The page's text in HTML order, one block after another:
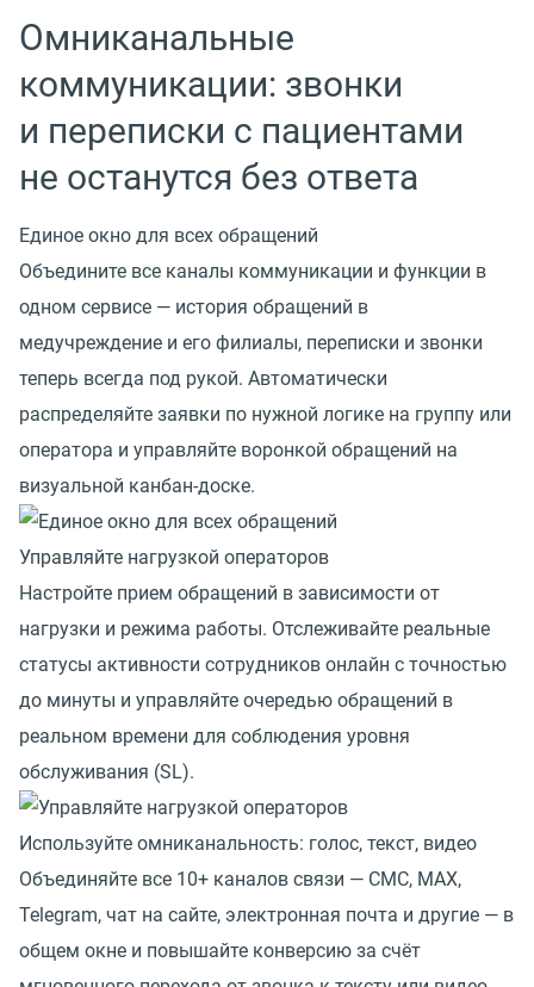
Омниканальные
коммуникации: звонки
и переписки с пациентами
не останутся без ответа
Единое окно для всех обращений
Объедините все каналы коммуникации и функции в
одном сервисе — история обращений в
медучреждение и его филиалы, переписки и звонки
теперь всегда под рукой. Автоматически
распределяйте заявки по нужной логике на группу или
оператора и управляйте воронкой обращений на
визуальной канбан-доске.
Управляйте нагрузкой операторов
Настройте прием обращений в зависимости от
нагрузки и режима работы. Отслеживайте реальные
статусы активности сотрудников онлайн с точностью
до минуты и управляйте очередью обращений в
реальном времени для соблюдения уровня
обслуживания (SL).
Используйте омниканальность: голос, текст, видео
Объединяйте все 10+ каналов связи — СМС, MAX,
Telegram, чат на сайте, электронная почта и другие — в
общем окне и повышайте конверсию за счёт